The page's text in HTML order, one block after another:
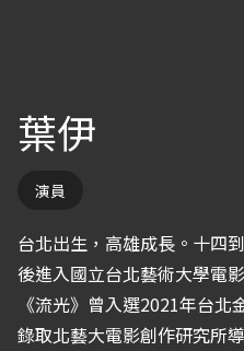
葉伊
演員
台北出生，高雄成長。十四
後進入國立台北藝術大學電
《流光》曾入選2021年台
錄取北藝大電影創作研究所